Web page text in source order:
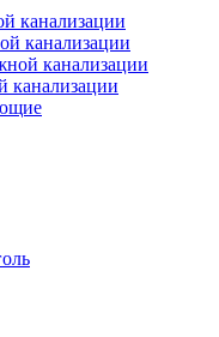
канализации
канализации
канализации
канализации